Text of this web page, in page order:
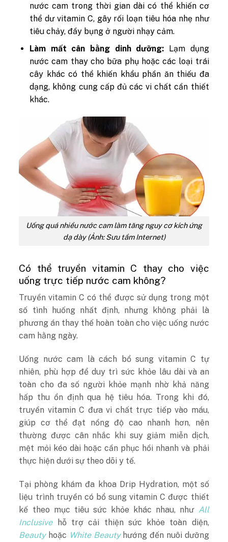
nước cam trong thời gian dài có thể khiến cơ
thể dư vitamin C, gây rối loạn tiêu hóa nhẹ như
tiêu chảy, đầy bụng ở người nhạy cảm.
Làm mất cân bằng dinh dưỡng: Lạm dụng
nước cam thay cho bữa phụ hoặc các loại trái
cây khác có thể khiến khẩu phần ăn thiếu đa
dạng, không cung cấp đủ các vi chất cần thiết
khác.
Uống quá nhiều nước cam làm tăng nguy cơ kích ứng
dạ dày (Ảnh: Sưu tầm Internet)
Có thể truyền vitamin C thay cho việc
uống trực tiếp nước cam không?
Truyền vitamin C có thể được sử dụng trong một
số tình huống nhất định, nhưng không phải là
phương án thay thế hoàn toàn cho việc uống nước
cam hằng ngày.
Uống nước cam là cách bổ sung vitamin C tự
nhiên, phù hợp để duy trì sức khỏe lâu dài và an
toàn cho đa số người khỏe mạnh nhờ khả năng
hấp thu ổn định qua hệ tiêu hóa. Trong khi đó,
truyền vitamin C đưa vi chất trực tiếp vào máu,
giúp cơ thể đạt nồng độ cao nhanh hơn, nên
thường được cân nhắc khi suy giảm miễn dịch,
mệt mỏi kéo dài hoặc cần phục hồi nhanh và phải
thực hiện dưới sự theo dõi y tế.
Tại phòng khám đa khoa Drip Hydration, một số
liệu trình truyền có bổ sung vitamin C được thiết
kế theo mục tiêu sức khỏe khác nhau, như All
Inclusivehỗ trợ cải thiện sức khỏe toàn diện,
Beautyhoặc White Beauty hướng đến nuôi dưỡng